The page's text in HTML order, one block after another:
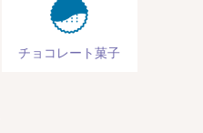
チョコレート菓子